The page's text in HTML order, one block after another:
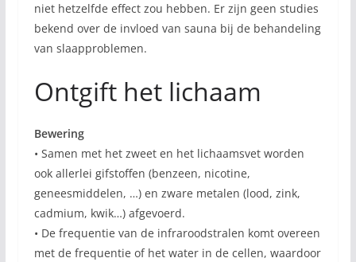
niet hetzelfde effect zou hebben. Er zijn geen studies
bekend over de invloed van sauna bij de behandeling
van slaapproblemen.
Ontgift het lichaam
Bewering
• Samen met het zweet en het lichaamsvet worden
ook allerlei gifstoffen (benzeen, nicotine,
geneesmiddelen, …) en zware metalen (lood, zink,
cadmium, kwik…) afgevoerd.
• De frequentie van de infraroodstralen komt overeen
met de frequentie of het water in de cellen, waardoor